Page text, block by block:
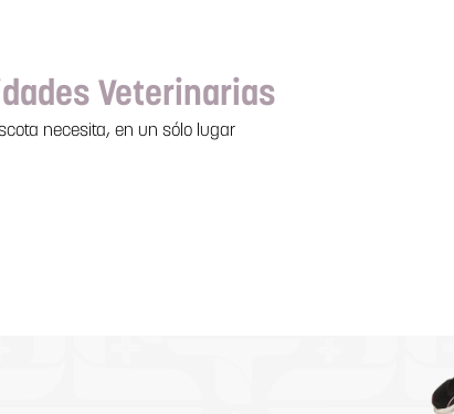
Veterinarias
necesita, en un sólo lugar